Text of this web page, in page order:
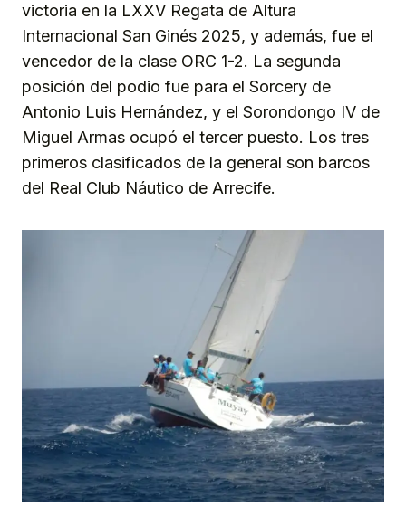
victoria en la LXXV Regata de Altura
Internacional San Ginés 2025, y además, fue el
vencedor de la clase ORC 1-2. La segunda
posición del podio fue para el Sorcery de
Antonio Luis Hernández, y el Sorondongo IV de
Miguel Armas ocupó el tercer puesto. Los tres
primeros clasificados de la general son barcos
del Real Club Náutico de Arrecife.